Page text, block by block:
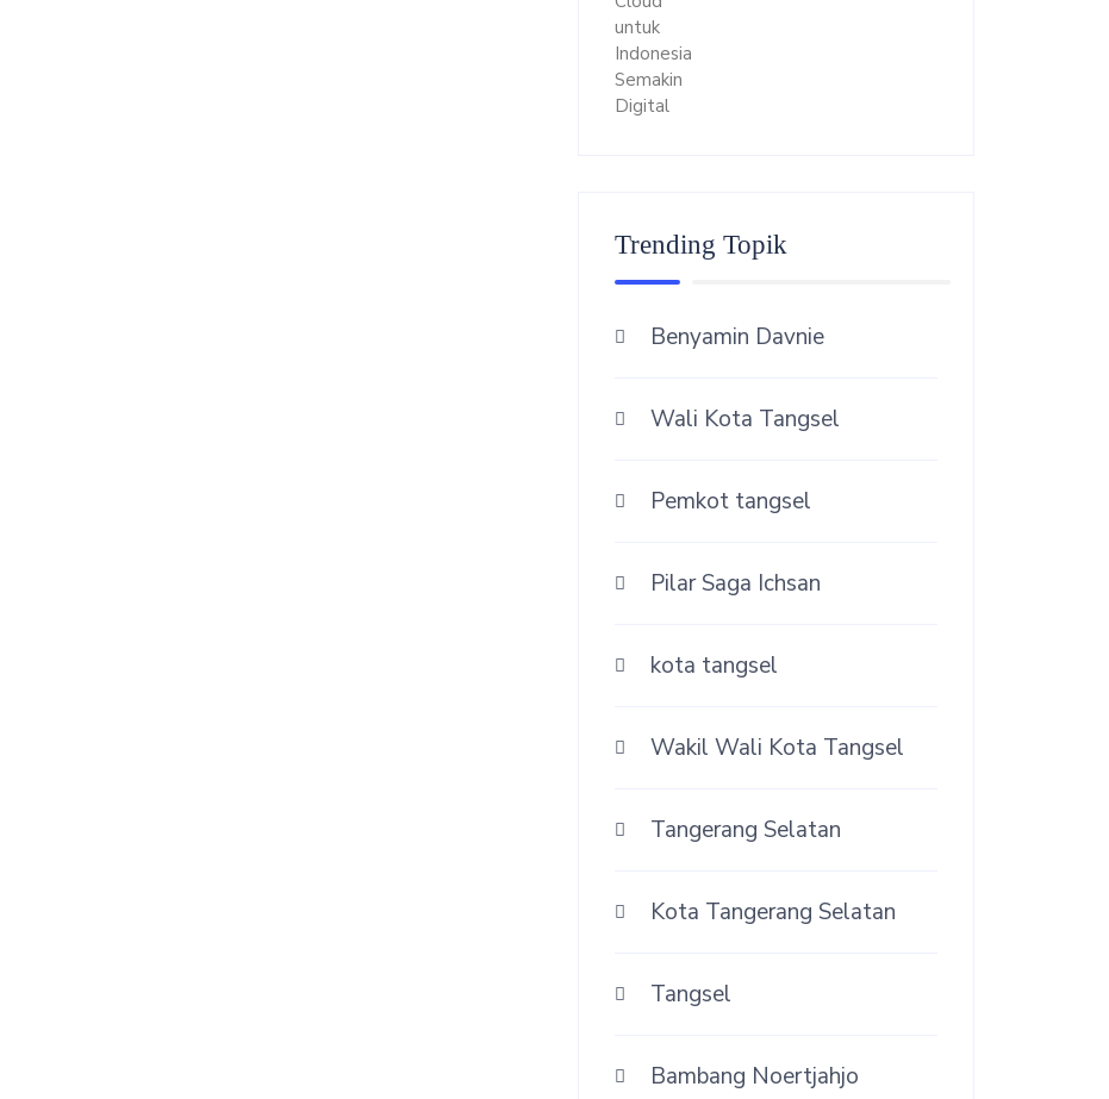
Trending Topik
Benyamin Davnie
Wali Kota Tangsel
Pemkot tangsel
Pilar Saga Ichsan
kota tangsel
Wakil Wali Kota Tangsel
Tangerang Selatan
Kota Tangerang Selatan
Tangsel
Bambang Noertjahjo